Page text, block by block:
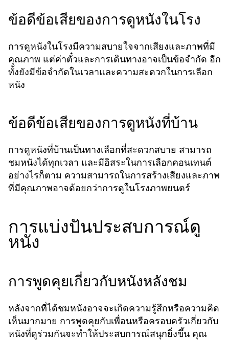
ข้อดีข้อเสียของการดูหนังในโรง
การดูหนังในโรงมีความสบายใจจากเสียงและภาพที่มี
คุณภาพ แต่ค่าตั๋วและการเดินทางอาจเป็นข้อจำกัด อีก
ทั้งยังมีข้อจำกัดในเวลาและความสะดวกในการเลือก
หนัง
ข้อดีข้อเสียของการดูหนังที่บ้าน
การดูหนังที่บ้านเป็นทางเลือกที่สะดวกสบาย สามารถ
ชมหนังได้ทุกเวลา และมีอิสระในการเลือกคอนเทนต์
อย่างไรก็ตาม ความสามารถในการสร้างเสียงและภาพ
ที่มีคุณภาพอาจด้อยกว่าการดูในโรงภาพยนตร์
การแบ่งปันประสบการณ์ดู
หนัง
การพูดคุยเกี่ยวกับหนังหลังชม
หลังจากที่ได้ชมหนังอาจจะเกิดความรู้สึกหรือความคิด
เห็นมากมาย การพูดคุยกับเพื่อนหรือครอบครัวเกี่ยวกับ
หนังที่ดูร่วมกันจะทำให้ประสบการณ์สนุกยิ่งขึ้น คุณ